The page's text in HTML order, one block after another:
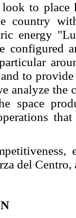
to place
country
energy
configured
to
analyze the
space
del